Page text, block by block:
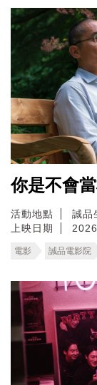
你是不會
活動地點
誠品
上映日期
電影 誠品電影院